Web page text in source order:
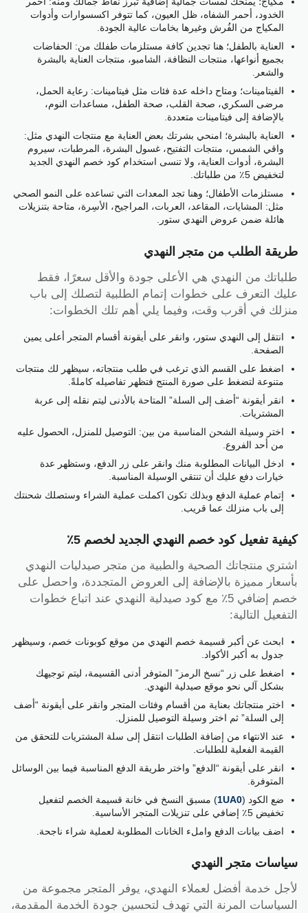
الخدود، أحمر الشفاه، ظل العيون، كما تتوفر اكسسوارات وأدوات
المكياج من الفُرش وغيرها بخامات عالية الجودة.
العناية بالطفل؛ هنا تجدين كافة مستلزمات طفلك من: الحفاضات
بجميع أنواعها، منتجات النظافة، الشامبو، منتجات العناية بالبشرة
والشعر.
الفيتامينات؛ ومتاح داخله عدة فئات مثل فيتامينات: رعاية الحمل،
مرضى السكري، صحة القلب، صحة الطفل، مساعدات النوم،
بالإضافة إلى فيتامينات متعددة.
العناية بالبشرة؛ امنحي بشرتك بعض العناية مع منتجات النهدي مثل:
واقي الشمس، منتجات التفتيح، غسول البشرة، المرطبات، سيروم
البشرة، أدوات العناية، ولا تنسى استخدام كود خصم النهدي الجديد
لتخفيض 5٪ من طلباتك.
مستلزمات الأطفال؛ وهنا تجد المعدات التي تساعده على النمو الصحي
مثل: المشايات، المقاعد، العربات، المراجيح، الأسِرة، متاحة بتنزيلات
هائلة ضمن عروض النهدي ستور.
طريقة الطلب من متجر النهدي
طلباتك من النهدي هي الأعلى جودة والأقل سعرًا، فقط
عليك التعرف على خطوات إتمام الطلبية لتصلك إلى باب
منزلك في أقرب وقت، وفيما يلي أهم تلك الخطوات:
انتقل إلى النهدي ستور، وانقر على أيقونة أقسام المتجر أعلى يمين
الصفحة.
اضغط على القسم الذي ترغب في طلب منتجاته، سيظهر لك منتجات
متنوعة لتضغط على صورة المنتج فتظهر تفاصيله كاملةً.
انقر أيقونة “أضف إلى السلة” المتاحة بالأدنى ليتم نقله إلى عربة
المشتريات.
اختر وسيلة الشحن المناسبة من بين: التوصيل للمنزل، الحصول عليه
من أحد الفروع.
ادخل البيانات المطلوبة منك وانقر على زر الدفع، وستظهر عدة
خيارات دفع عليك أن تنتقي الوسيلة المناسبة.
إتمام عملية الدفع وبذلك تكون اكملت عملية الشراء وستصلك شحنتك
إلى باب منزلك عما قريب.
كيفية تفعيل كود خصم النهدي الجديد لخصم 5٪
اشتري منتجاتك الصحية والطبية من متجر صيدليات النهدي
بأسعار مميزة بالإضافة إلى العروض المتجددة، واحصل على
خصم إضافي 5٪ مع كود صيدلية النهدي عند اتباع خطوات
التفعيل التالية:
ابحث عن أكبر قسيمة خصم النهدي من موقع كوبونات خصم، وسيظهر
جدول به أكبر الأكواد.
اضغط على زر “نسخ الرمز” المتوفر أدنى القسيمة، ليتم توجيهك
بشكل آلي نحو موقع صيدلية النهدي.
اختر منتجاتك بعناية من أقسام وفئات المتجر وانقر على أيقونة “أضف
إلى السلة” ثم اختر وسيلة التوصيل للمنزل.
عند الانتهاء من إضافة الطلبات انتقل إلى سلة المشتريات للتحقق من
القيمة الفعلية للطلبات.
انقر على أيقونة “الدفع” واختر طريقة الدفع المناسبة فيما بين الوسائل
المتوفرة.
ضع الكود (1UA0) مسبق النسخ في خانة قسيمة الخصم لتفعيل
تخفيض 5٪ إضافي على تنزيلات المتجر الأساسية.
اضف بيانات الدفع واملء الخانات المطلوبة لعملية شراء ناجحة.
سياسات متجر النهدي
لأجل خدمة أفضل لعملاء النهدي، يوفر المتجر مجموعة من
السياسات المرنة التي تهدف لتحسين جودة الخدمة المقدمة،